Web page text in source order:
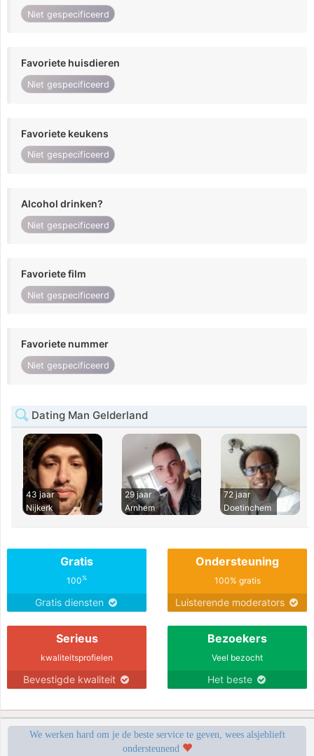
Niet gespecificeerd
Favoriete huisdieren
Niet gespecificeerd
Favoriete keukens
Niet gespecificeerd
Alcohol drinken?
Niet gespecificeerd
Favoriete film
Niet gespecificeerd
Favoriete nummer
Niet gespecificeerd
Dating Man Gelderland
43 jaar
Nijkerk
29 jaar
Arnhem
72 jaar
Doetinchem
Gratis
100%
Gratis diensten
Ondersteuning
100% gratis
Luisterende moderators
Serieus
kwaliteitsprofielen
Bevestigde kwaliteit
Bezoekers
Veel bezocht
Het beste
We werken hard om je de beste service te geven, wees alsjeblieft
ondersteunend